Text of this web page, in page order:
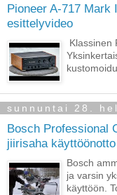
Pioneer A-717 Mark
esittelyvideo
Klassinen
sunnuntai 28.
Bosch Professional
jiirisaha
Bosch
ja varsin
käyttöön.